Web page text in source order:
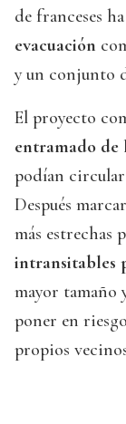
de franceses
evacuación
y un conjunto
El proyecto
entramado de
podían circular
Después
más estrechas
intransitables
mayor tamaño
poner en
propios